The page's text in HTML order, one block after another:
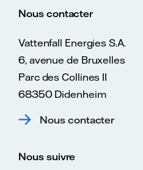
Nous contacter
Vattenfall Energies S.A.
6, avenue de Bruxelles
Parc des Collines II
68350 Didenheim
Nous contacter
Nous suivre